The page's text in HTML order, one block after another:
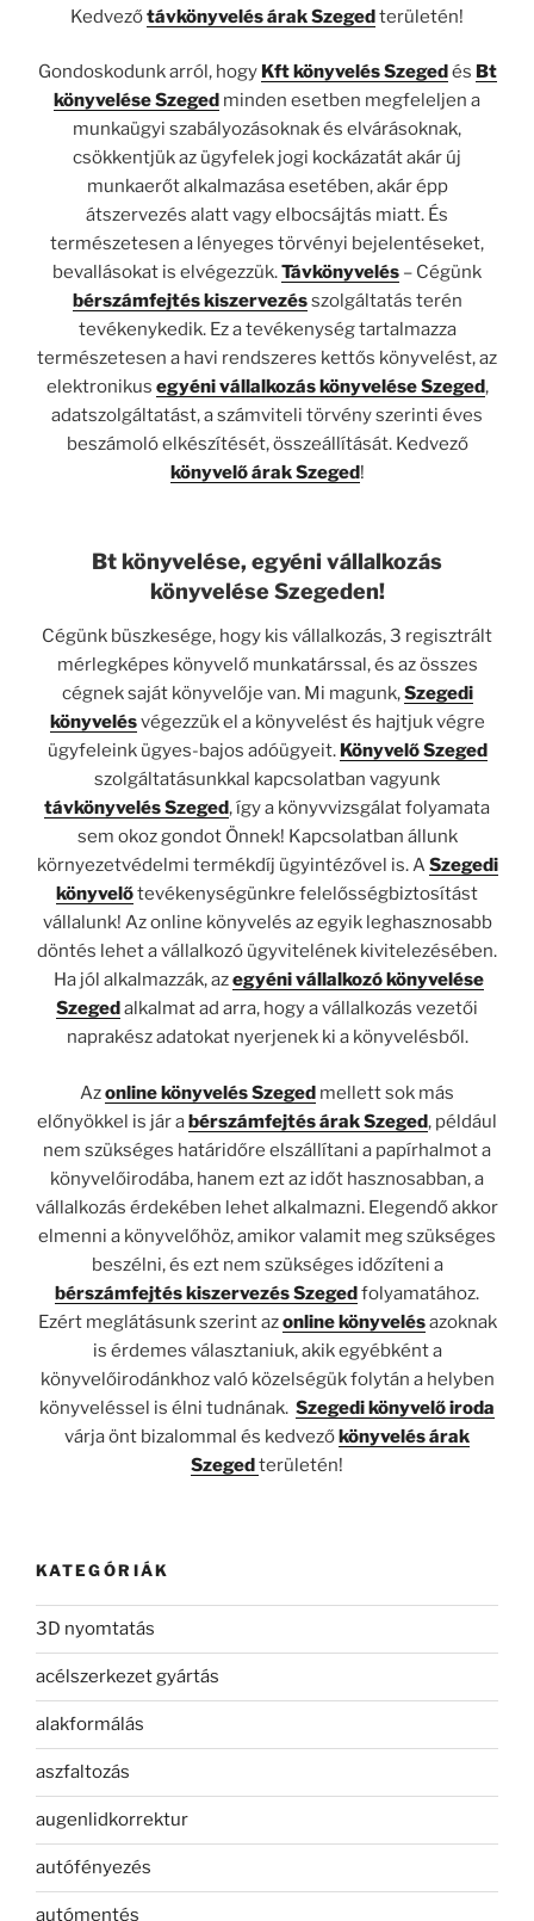
Kedvezőtávkönyvelés árak Szegedterületén!
Gondoskodunk arról, hogy Kft könyvelés Szeged és Bt
könyvelése Szeged minden esetben megfeleljen a
munkaügyi szabályozásoknak és elvárásoknak,
csökkentjük az ügyfelek jogi kockázatát akár új
munkaerőt alkalmazása esetében, akár épp
átszervezés alatt vagy elbocsájtás miatt. És
természetesen a lényeges törvényi bejelentéseket,
bevallásokat is elvégezzük.Távkönyvelés – Cégünk
bérszámfejtés kiszervezésszolgáltatás terén
tevékenykedik. Ez a tevékenység tartalmazza
természetesen a havi rendszeres kettős könyvelést, az
elektronikus egyéni vállalkozás könyvelése Szeged,
adatszolgáltatást, a számviteli törvény szerinti éves
beszámoló elkészítését, összeállítását. Kedvező
könyvelő árak Szeged !
Bt könyvelése, egyéni vállalkozás
könyvelése Szegeden!
Cégünk büszkesége, hogy kis vállalkozás, 3 regisztrált
mérlegképes könyvelő munkatárssal, és az összes
cégnek saját könyvelője van. Mi magunk,Szegedi
könyvelésvégezzük el a könyvelést és hajtjuk végre
ügyfeleink ügyes-bajos adóügyeit. Könyvelő Szeged
szolgáltatásunkkal kapcsolatban vagyunk
távkönyvelés Szeged, így a könyvvizsgálat folyamata
sem okoz gondot Önnek! Kapcsolatban állunk
környezetvédelmi termékdíj ügyintézővel is. ASzegedi
könyvelőtevékenységünkre felelősségbiztosítást
vállalunk! Az online könyvelés az egyik leghasznosabb
döntés lehet a vállalkozó ügyvitelének kivitelezésében.
Ha jól alkalmazzák, azegyéni vállalkozó könyvelése
Szeged alkalmat ad arra, hogy a vállalkozás vezetői
naprakész adatokat nyerjenek ki a könyvelésből.
Azonline könyvelés Szeged mellett sok más
előnyökkel is jár abérszámfejtés árak Szeged, például
nem szükséges határidőre elszállítani a papírhalmot a
könyvelőirodába, hanem ezt az időt hasznosabban, a
vállalkozás érdekében lehet alkalmazni. Elegendő akkor
elmenni a könyvelőhöz, amikor valamit meg szükséges
beszélni, és ezt nem szükséges időzíteni a
bérszámfejtés kiszervezés Szegedfolyamatához.
Ezért meglátásunk szerint azonline könyvelésazoknak
is érdemes választaniuk, akik egyébként a
könyvelőirodánkhoz való közelségük folytán a helyben
könyveléssel is élni tudnának. Szegedi könyvelő iroda
várja önt bizalommal és kedvezőkönyvelés árak
Szegedterületén!
KATEGÓRIÁK
3D nyomtatás
acélszerkezet gyártás
alakformálás
aszfaltozás
augenlidkorrektur
autófényezés
autómentés